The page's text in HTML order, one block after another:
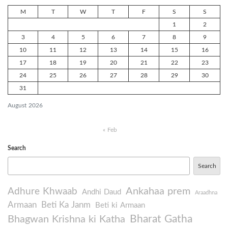
August 2026
M T W T F S S
1 2
3 4 5 6 7 8 9
10 11 12 13 14 15 16
17 18 19 20 21 22 23
24 25 26 27 28 29 30
31
« Feb
Search
Search
Adhure Khwaab Andhi Daud Ankahaa prem Araadhna
Armaan Beti Ka Janm Beti ki Armaan
Bhagwan Krishna ki Katha Bharat Gatha